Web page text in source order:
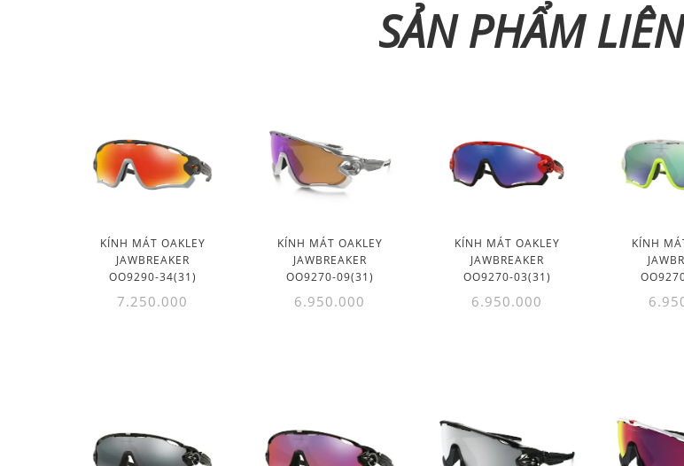
SẢN PHẨM
KÍNH MÁT OAKLEY
JAWBREAKER
OO9290-34(31)
7.250.000
KÍNH MÁT OAKLEY
JAWBREAKER
OO9270-09(31)
6.950.000
KÍNH MÁT OAKLEY
JAWBREAKER
OO9270-03(31)
6.950.000
KÍNH